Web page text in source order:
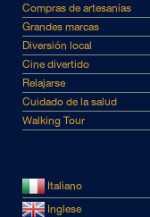
Compras de artesanías
Grandes marcas
Diversión local
Cine divertido
Relajarse
Cuidado de la salud
Walking Tour
Italiano
Inglese